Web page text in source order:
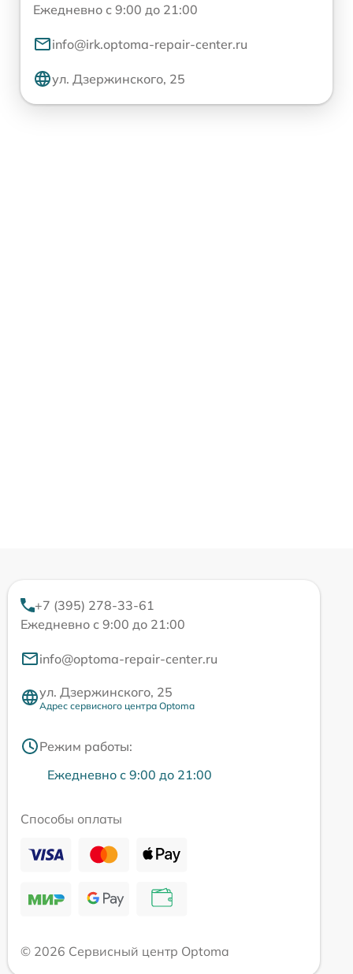
Ежедневно с 9:00 до 21:00
info@irk.optoma-repair-center.ru
ул. Дзержинского, 25
+7 (395) 278-33-61
Ежедневно с 9:00 до 21:00
info@optoma-repair-center.ru
ул. Дзержинского, 25
Адрес сервисного центра Optoma
Режим работы:
Ежедневно с 9:00 до 21:00
Способы оплаты
© 2026 Сервисный центр Optoma